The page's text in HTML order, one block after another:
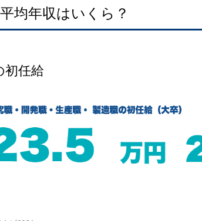
均年収はいくら？
初任給